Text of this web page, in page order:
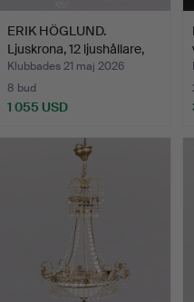
ERIK HÖGLUND.
Ljuskrona, 12 ljushållare,
s…
Klubbades 21 maj 2026
8 bud
1 055 USD